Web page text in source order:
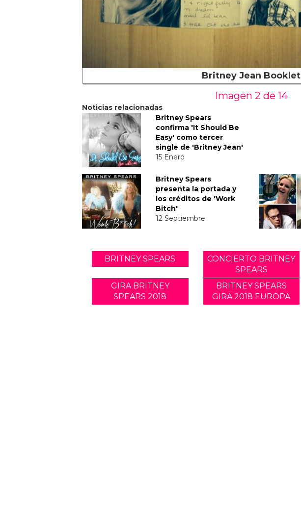
Britney Jean Booklet
Imagen 2 de 14
Noticias relacionadas
Britney Spears
confirma 'It Should Be
Easy' como tercer
single de 'Britney Jean'
15 Enero
Britney Spears
presenta la portada y
los créditos de 'Work
Bitch'
12 Septiembre
BRITNEY SPEARS
CONCIERTO BRITNEY
SPEARS
GIRA BRITNEY
SPEARS 2018
BRITNEY SPEARS
GIRA 2018 EUROPA